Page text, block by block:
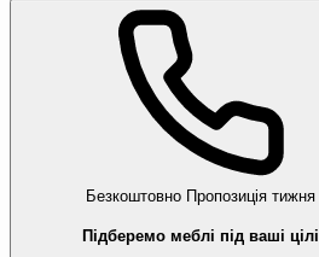
Безкоштовно Пропозиція тижня
Підберемо меблі під ваші цілі